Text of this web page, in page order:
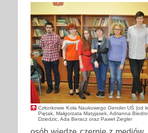
Członkowie Koła Naukowego Gender UŚ (od
Piętak, Małgorzata Matyjasek, Adrianna
Dziedzic, Ada Beracz oraz Paweł Ziegler